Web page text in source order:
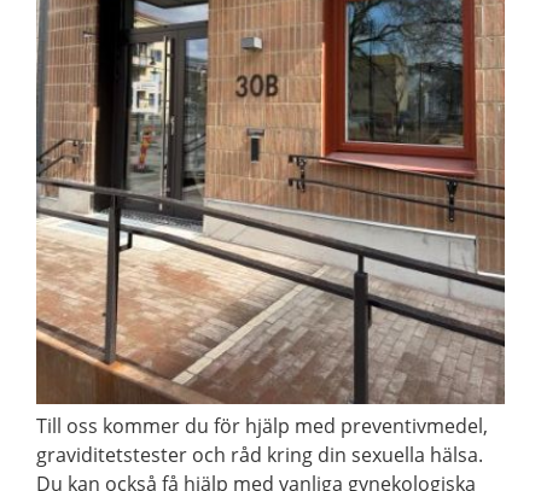
Till oss kommer du för hjälp med preventivmedel,
graviditetstester och råd kring din sexuella hälsa.
Du kan också få hjälp med vanliga gynekologiska